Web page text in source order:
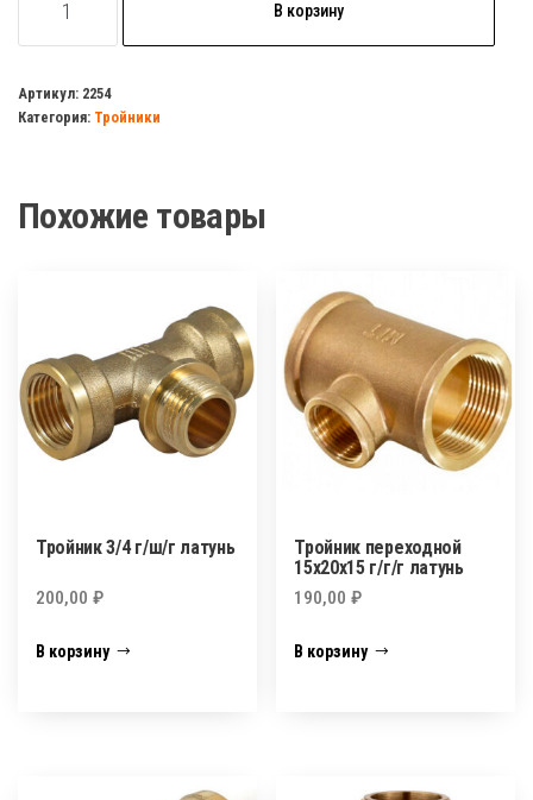
товара
1/2
ш/
латунь
В корзину
Артикул: 2254
Категория: Тройники
Похожие товары
Тройник 3/4 г/ш/г латунь
200,00 ₽
В корзину
Тройник переходной
15х20х15 г/г/г латунь
190,00₽
В корзину